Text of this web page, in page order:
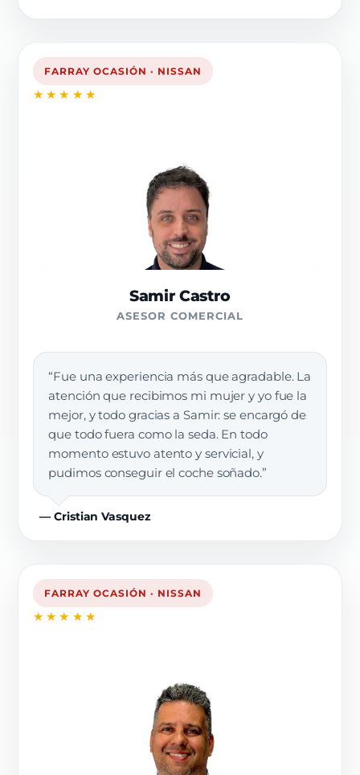
FARRAY OCASIÓN · NISSAN
★★★★★
Samir Castro
ASESOR COMERCIAL
“Fue una experiencia más que agradable. La
atención que recibimos mi mujer y yo fue la
mejor, y todo gracias a Samir: se encargó de
que todo fuera como la seda. En todo
momento estuvo atento y servicial, y
pudimos conseguir el coche soñado.”
— Cristian Vasquez
FARRAY OCASIÓN · NISSAN
★★★★★